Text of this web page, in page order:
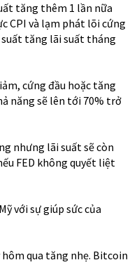
tăng thêm 1 lần nữa
CPI và lạm phát lõi cứng
suất tăng lãi suất tháng
cứng đầu hoặc tăng
năng sẽ lên tới 70% trở
nhưng lãi suất sẽ còn
FED không quyết liệt
với sự giúp sức của
hôm qua tăng nhẹ. Bitcoin